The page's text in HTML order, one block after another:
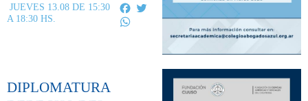
JUEVES 13.08 DE 15:30
A 18:30 HS.
Facebook
WhatsApp
DIPLOMATURA